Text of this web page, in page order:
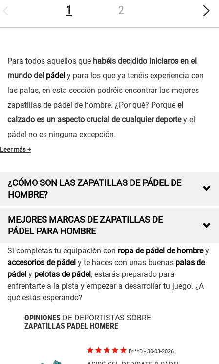
1 2
Para todos aquellos que habéis decidido iniciaros en el
mundo del pádel y para los que ya tenéis experiencia con
las palas, en esta sección podréis encontrar las mejores
zapatillas de pádel de hombre. ¿Por qué? Porque el
calzado es un aspecto crucial de cualquier deportey el
pádel no es ninguna excepción.
Leer más +
¿CÓMO SON LAS ZAPATILLAS DE PÁDEL DE
HOMBRE?

MEJORES MARCAS DE ZAPATILLAS DE
PÁDEL PARA HOMBRE

Si completas tu equipación con ropa de pádel de hombrey
accesorios de pádel y te haces con unas buenas palas de
pádel y pelotas de pádel, estarás preparado para
enfrentarte a la pista y empezar a desarrollar tu juego. ¿A
qué estás esperando?
OPINIONES DE DEPORTISTAS SOBRE
ZAPATILLAS PADEL HOMBRE
D***D - 30-03-2026